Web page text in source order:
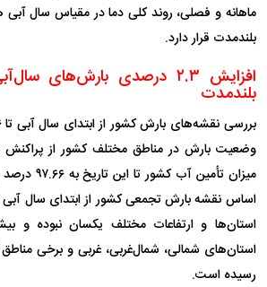
ماهانه و فصلی، روند کلی دما در مقیاس سال آبی
بلندمدت قرار دارد.
افزایش ۲.۳ درصدی
بلندمدت
وضعیت بارش در مناطق مختلف کشور از پراکنش
میزان تأمین
اساس نقشه بارش تجمعی کشور از ابتدای سال آبی
استان‌ها و ارتفاعات مختلف یکسان نبوده و
استان‌های شمالی، شمال‌غربی، غربی و برخی
رسیده است.